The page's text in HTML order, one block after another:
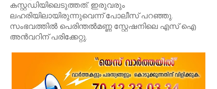
കസ്റ്റഡിയിലെടുത്തത്. ഇരുവരും
ലഹരിയിലായിരുന്നുവെന്ന് പോലീസ് പറഞ്ഞു.
സംഭവത്തില്‍ പെരിന്തല്‍മണ്ണ സ്റ്റേഷനിലെ എസ് ഐ
അന്‍വറിന് പരിക്കേറ്റു.